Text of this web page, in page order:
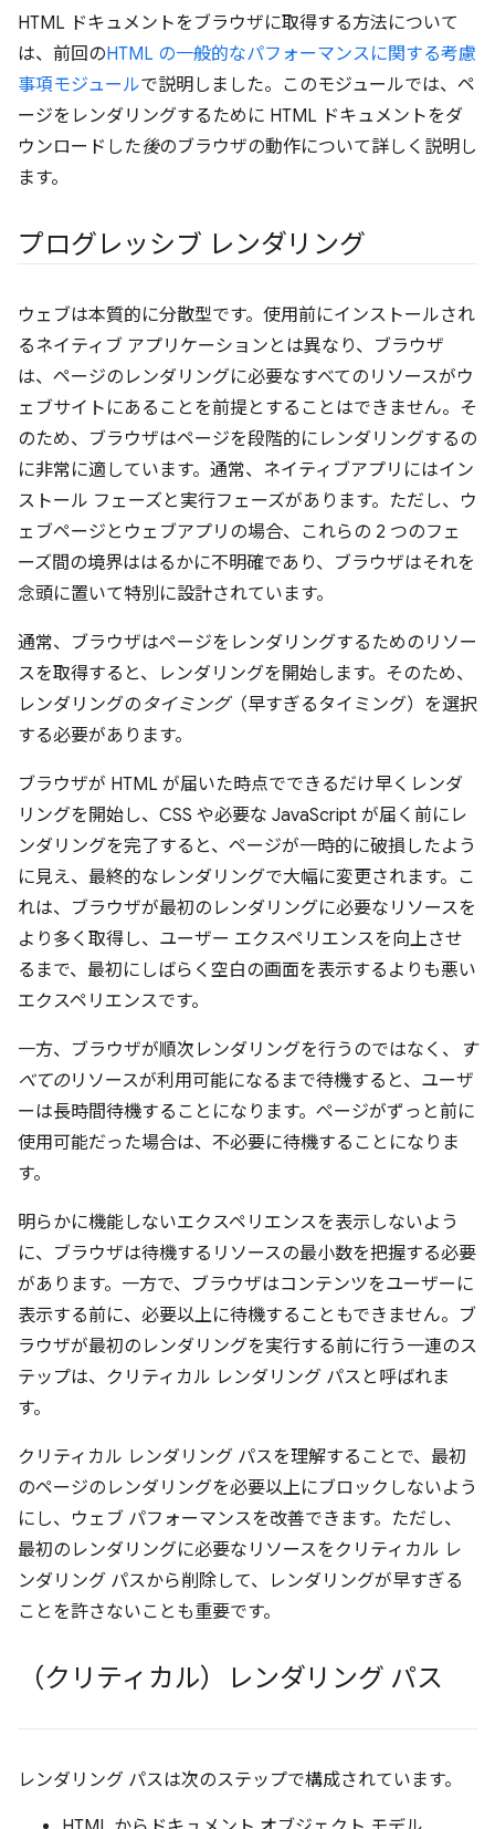
HTML ドキュメントをブラウザに取得する方法について
は、前回のHTML の一般的なパフォーマンスに関する考慮
事項モジュールで説明しました。このモジュールでは、ペ
ージをレンダリングするために HTML ドキュメントをダ
ウンロードした後のブラウザの動作について詳しく説明し
ます。
プログレッシブ レンダリング
ウェブは本質的に分散型です。使用前にインストールされ
るネイティブ アプリケーションとは異なり、ブラウザ
は、ページのレンダリングに必要なすべてのリソースがウ
ェブサイトにあることを前提とすることはできません。そ
のため、ブラウザはページを段階的にレンダリングするの
に非常に適しています。通常、ネイティブアプリにはイン
ストール フェーズと実行フェーズがあります。ただし、ウ
ェブページとウェブアプリの場合、これらの 2 つのフェ
ーズ間の境界ははるかに不明確であり、ブラウザはそれを
念頭に置いて特別に設計されています。
通常、ブラウザはページをレンダリングするためのリソー
スを取得すると、レンダリングを開始します。そのため、
レンダリングの タイミング（早すぎるタイミング）を選択
する必要があります。
ブラウザが HTML が届いた時点でできるだけ早くレンダ
リングを開始し、CSS や必要な JavaScript が届く前にレ
ンダリングを完了すると、ページが一時的に破損したよう
に見え、最終的なレンダリングで大幅に変更されます。こ
れは、ブラウザが最初のレンダリングに必要なリソースを
より多く取得し、ユーザー エクスペリエンスを向上させ
るまで、最初にしばらく空白の画面を表示するよりも悪い
エクスペリエンスです。
一方、ブラウザが順次レンダリングを行うのではなく、
す
べてのリソースが利用可能になるまで待機すると、ユーザ
ーは長時間待機することになります。ページがずっと前に
使用可能だった場合は、不必要に待機することになりま
す。
明らかに機能しないエクスペリエンスを表示しないよう
に、ブラウザは待機するリソースの最小数を把握する必要
があります。一方で、ブラウザはコンテンツをユーザーに
表示する前に、必要以上に待機することもできません。ブ
ラウザが最初のレンダリングを実行する前に行う一連のス
テップは、クリティカル レンダリング パスと呼ばれま
す。
クリティカル レンダリング パスを理解することで、最初
のページのレンダリングを必要以上にブロックしないよう
にし、ウェブ パフォーマンスを改善できます。ただし、
最初のレンダリングに必要なリソースをクリティカル レ
ンダリング パスから削除して、レンダリングが早すぎる
ことを許さないことも重要です。
（クリティカル）レンダリング パス
レンダリング パスは次のステップで構成されています。